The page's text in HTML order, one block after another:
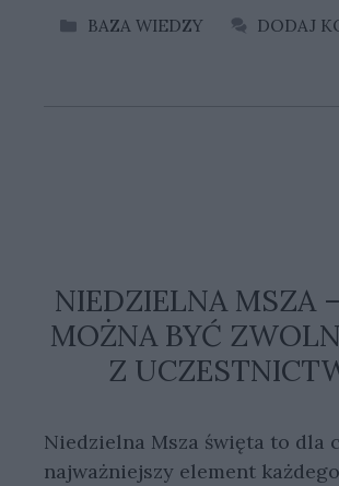
KATEGORIE
BAZA WIEDZY DODAJ
NIEDZIELNA MSZA
MOŻNA BYĆ
Z
Niedzielna Msza święta to dla
najważniejszy element